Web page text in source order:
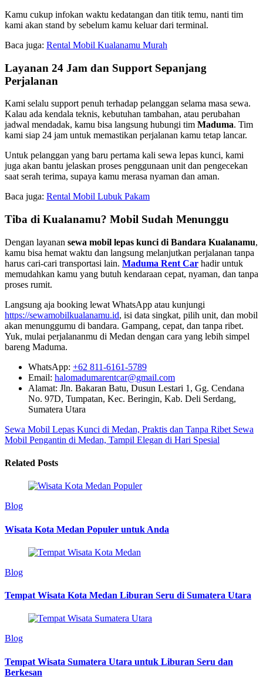
Kamu cukup infokan waktu kedatangan dan titik temu, nanti tim
kami akan stand by sebelum kamu keluar dari terminal.
Baca juga: Rental Mobil Kualanamu Murah
Layanan 24 Jam dan Support Sepanjang
Perjalanan
Kami selalu support penuh terhadap pelanggan selama masa sewa.
Kalau ada kendala teknis, kebutuhan tambahan, atau perubahan
jadwal mendadak, kamu bisa langsung hubungi tim Maduma. Tim
kami siap 24 jam untuk memastikan perjalanan kamu tetap lancar.
Untuk pelanggan yang baru pertama kali sewa lepas kunci, kami
juga akan bantu jelaskan proses penggunaan unit dan pengecekan
saat serah terima, supaya kamu merasa nyaman dan aman.
Baca juga: Rental Mobil Lubuk Pakam
Tiba di Kualanamu? Mobil Sudah Menunggu
Dengan layanan sewa mobil lepas kunci di Bandara Kualanamu,
kamu bisa hemat waktu dan langsung melanjutkan perjalanan tanpa
harus cari-cari transportasi lain. Maduma Rent Car hadir untuk
memudahkan kamu yang butuh kendaraan cepat, nyaman, dan tanpa
proses rumit.
Langsung aja booking lewat WhatsApp atau kunjungi
https://sewamobilkualanamu.id, isi data singkat, pilih unit, dan mobil
akan menunggumu di bandara. Gampang, cepat, dan tanpa ribet.
Yuk, mulai perjalananmu di Medan dengan cara yang lebih simpel
bareng Maduma.
WhatsApp: +62 811-6161-5789
Email: halomadumarentcar@gmail.com
Alamat: Jln. Bakaran Batu, Dusun Lestari 1, Gg. Cendana
No. 97D, Tumpatan, Kec. Beringin, Kab. Deli Serdang,
Sumatera Utara
Sewa Mobil Lepas Kunci di Medan, Praktis dan Tanpa Ribet Sewa
Mobil Pengantin di Medan, Tampil Elegan di Hari Spesial
Related Posts
Blog
Wisata Kota Medan Populer untuk Anda
Blog
Tempat Wisata Kota Medan Liburan Seru di Sumatera Utara
Blog
Tempat Wisata Sumatera Utara untuk Liburan Seru dan
Berkesan